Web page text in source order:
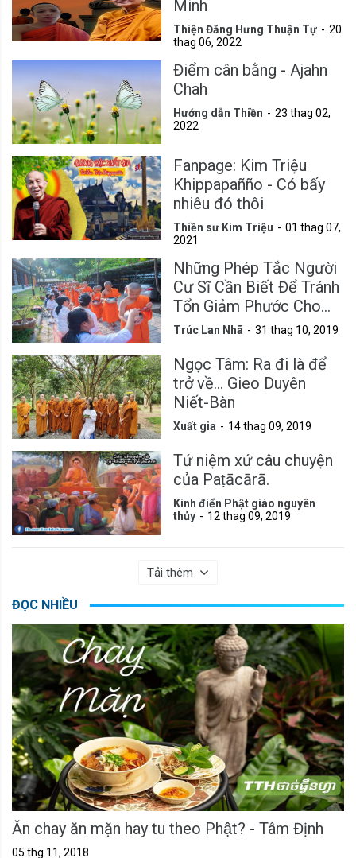
Minh
Thiện Đăng Hưng Thuận Tự
20
thag 06, 2022
Điểm cân bằng - Ajahn
Chah
Hướng dẫn Thiền
23 thag 02,
2022
Fanpage: Kim Triệu
Khippapañño - Có bấy
nhiêu đó thôi
Thiền sư Kim Triệu
01 thag 07,
2021
Những Phép Tắc Người
Cư Sĩ Cần Biết Để Tránh
Tổn Giảm Phước Cho
Mình
Trúc Lan Nhã 31 thag 10, 2019
Ngọc Tâm: Ra đi là để
trở về... Gieo Duyên
Niết-Bàn
Xuất gia 14 thag 09, 2019
Tứ niệm xứ câu chuyện
của Paṭācārā.
Kinh điển Phật giáo nguyên
thủy
12 thag 09, 2019
Tải thêm
ĐỌC NHIỀU
Ăn chay ăn mặn hay tu theo Phật? - Tâm Định
05 thg 11, 2018